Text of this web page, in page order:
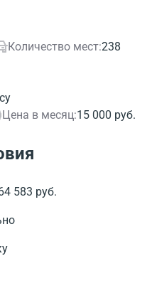
Количество мест:238
Цена в месяц:15 000 руб.
583 руб.